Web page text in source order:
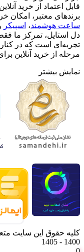
قابل اعتماد از خرید
برندهای معتبر، امکان
ساعت هوشمند، اسپیکر
دل استایل، تمرکز ما
تجربه‌ای است که در
مرحله از خرید آنلاین
نمایش بیشتر
کلیه حقوق این سایت
1400 - 1405